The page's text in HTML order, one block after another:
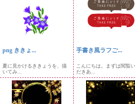
png ききょ...
夏に見かけるききょうを、描
いてみ...
手書き風ラフご...
こんにちは。まずは閲覧
だきあ...